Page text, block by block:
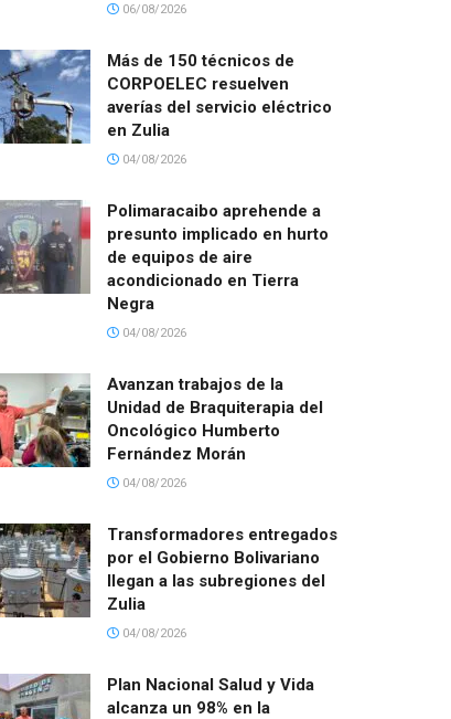
06/08/2026
Más de 150 técnicos de
CORPOELEC resuelven
averías del servicio eléctrico
en Zulia
04/08/2026
Polimaracaibo aprehende a
presunto implicado en hurto
de equipos de aire
acondicionado en Tierra
Negra
04/08/2026
Avanzan trabajos de la
Unidad de Braquiterapia del
Oncológico Humberto
Fernández Morán
04/08/2026
Transformadores entregados
por el Gobierno Bolivariano
llegan a las subregiones del
Zulia
04/08/2026
Plan Nacional Salud y Vida
alcanza un 98% en la